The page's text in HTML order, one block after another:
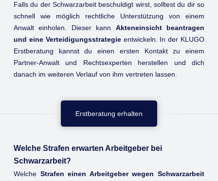
Falls du der Schwarzarbeit beschuldigt wirst, solltest du dir so
schnell wie möglich rechtliche Unterstützung von einem
Anwalt einholen. Dieser kann Akteneinsicht beantragen
und eine Verteidigungsstrategieentwickeln. In der KLUGO
Erstberatung kannst du einen ersten Kontakt zu einem
Partner-Anwalt und Rechtsexperten herstellen und dich
danach im weiteren Verlauf von ihm vertreten lassen.
Erstberatung erhalten
Welche Strafen erwarten Arbeitgeber bei
Schwarzarbeit?
Welche Strafen einen Arbeitgeber wegen Schwarzarbeit